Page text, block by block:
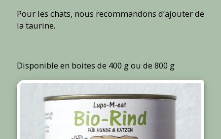
Pour les chats, nous recommandons d’ajouter de
la taurine.
Disponible en boites de 400 g ou de 800 g